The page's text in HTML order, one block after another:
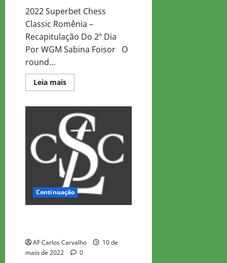
2022 Superbet Chess
Classic Romênia –
Recapitulação Do 2º Dia
Por WGM Sabina Foisor O
round...
Leia maisRead
more
Xadrez
Superbet
2022
–
Recapitulação
do
2º
dia
Continuação
AF Carlos Carvalho
10 de
maio de 2022
0